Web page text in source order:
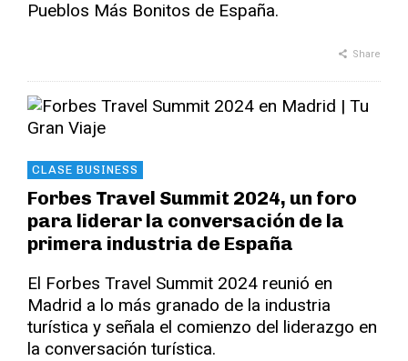
Pueblos Más Bonitos de España.
Share
CLASE BUSINESS
Forbes Travel Summit 2024, un foro
para liderar la conversación de la
primera industria de España
El Forbes Travel Summit 2024 reunió en
Madrid a lo más granado de la industria
turística y señala el comienzo del liderazgo en
la conversación turística.